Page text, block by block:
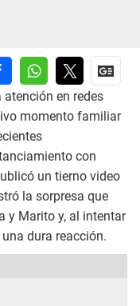
en redes
momento familiar
con
un tierno video
la sorpresa que
y Marito y, al intentar
dura reacción.